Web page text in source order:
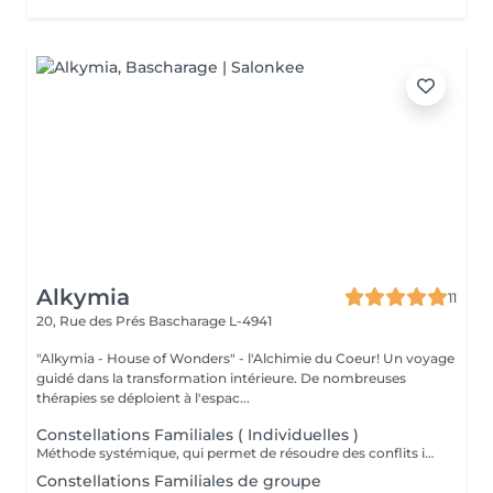
Alkymia
11
20, Rue des Prés Bascharage L-4941
"Alkymia - House of Wonders" - l'Alchimie du Coeur! Un voyage
guidé dans la transformation intérieure. De nombreuses
thérapies se déploient à l'espac...
Constellations Familiales ( Individuelles )
Méthode systémique, qui permet de résoudre des conflits intérieurs ou familiaux
Constellations Familiales de groupe